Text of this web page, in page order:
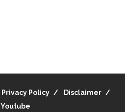
Privacy Policy
Disclaimer
Youtube